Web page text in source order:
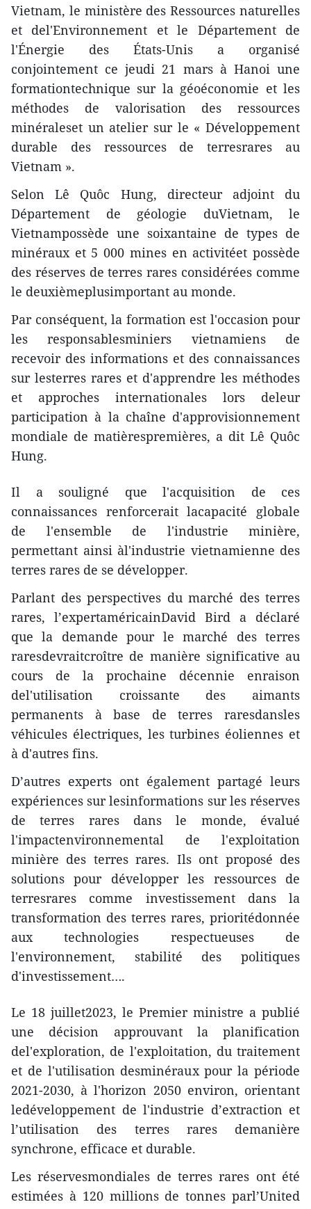
Vietnam, le ministère des Ressources naturelles
et del'Environnement et le Département de
l'Énergie des États-Unis a organisé
conjointement ce jeudi 21 mars à Hanoi une
formationtechnique sur la géoéconomie et les
méthodes de valorisation des ressources
minéraleset un atelier sur le « Développement
durable des ressources de terresrares au
Vietnam ».
Selon Lê Quôc Hung, directeur adjoint du
Département de géologie duVietnam, le
Vietnampossède une soixantaine de types de
minéraux et 5 000 mines en activitéet possède
des réserves de terres rares considérées comme
le deuxièmeplusimportant au monde.
Par conséquent, la formation est l'occasion pour
les responsablesminiers vietnamiens de
recevoir des informations et des connaissances
sur lesterres rares et d'apprendre les méthodes
et approches internationales lors deleur
participation à la chaîne d'approvisionnement
mondiale de matièrespremières, a dit Lê Quôc
Hung.
Il a souligné que l'acquisition de ces
connaissances renforcerait lacapacité globale
de l'ensemble de l'industrie minière,
permettant ainsi àl'industrie vietnamienne des
terres rares de se développer.
Parlant des perspectives du marché des terres
rares, l’expertaméricainDavid Bird a déclaré
que la demande pour le marché des terres
raresdevraitcroître de manière significative au
cours de la prochaine décennie enraison
del'utilisation croissante des aimants
permanents à base de terres raresdansles
véhicules électriques, les turbines éoliennes et
à d'autres fins.
D’autres experts ont également partagé leurs
expériences sur lesinformations sur les réserves
de terres rares dans le monde, évalué
l'impactenvironnemental de l'exploitation
minière des terres rares. Ils ont proposé des
solutions pour développer les ressources de
terresrares comme investissement dans la
transformation des terres rares, prioritédonnée
aux technologies respectueuses de
l'environnement, stabilité des politiques
d'investissement….
Le 18 juillet2023, le Premier ministre a publié
une décision approuvant la planification
del'exploration, de l'exploitation, du traitement
et de l'utilisation desminéraux pour la période
2021-2030, à l'horizon 2050 environ, orientant
ledéveloppement de l'industrie d’extraction et
l’utilisation des terres rares demanière
synchrone, efficace et durable.
Les réservesmondiales de terres rares ont été
estimées à 120 millions de tonnes parl’United